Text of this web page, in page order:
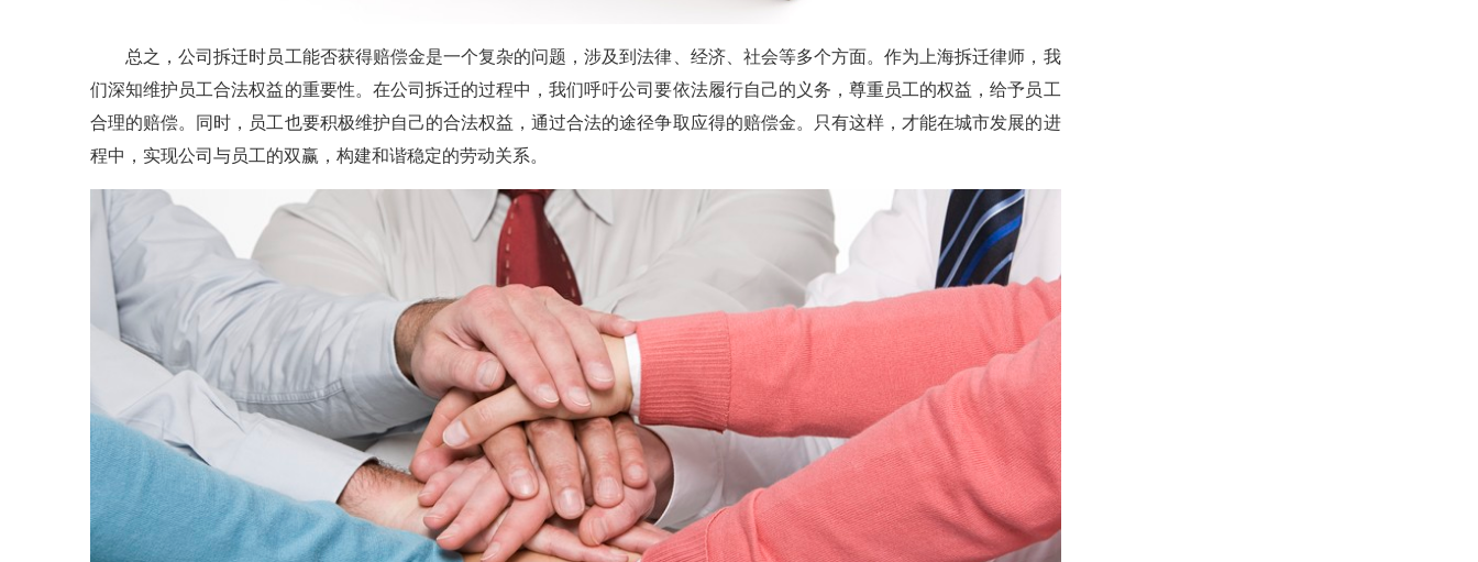
总之，公司拆迁时员工能否获得赔偿金是一个复杂的问题，涉及到法律、经济、社会等多个方面。作为上海拆迁律师，我
们深知维护员工合法权益的重要性。在公司拆迁的过程中，我们呼吁公司要依法履行自己的义务，尊重员工的权益，给予员工
合理的赔偿。同时，员工也要积极维护自己的合法权益，通过合法的途径争取应得的赔偿金。只有这样，才能在城市发展的进
程中，实现公司与员工的双赢，构建和谐稳定的劳动关系。